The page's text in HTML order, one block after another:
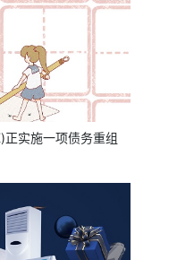
实施一项债务重组